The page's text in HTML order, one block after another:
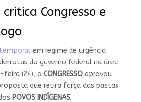
Congresso e
em regime de urgência
do governo federal na área
feira (24), o CONGRESSOaprovou
que retira força das pastas
POVOS INDÍGENAS.